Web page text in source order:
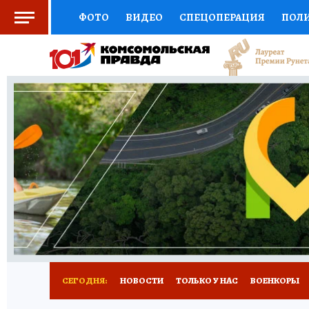
ФОТО ВИДЕО СПЕЦОПЕРАЦИЯ
СОЦПОДДЕРЖКА НАУКА СПЕЦПРОЕКТЫ
НАЦИОНАЛЬНЫЕ ПРОЕКТЫ РОССИИ
ЖЕНСКИЕ СЕКРЕТЫ ПУТЕВОДИТЕЛЬ
ДЕФИЦИТ ЖЕЛЕЗА ПРЕСС-ЦЕНТР
РЕКЛАМА ТЕСТЫ НОВОЕ НА САЙТЕ
СЕГОДНЯ: НОВОСТИ ТОЛЬКО У НАС ВОЕНКОРЫ